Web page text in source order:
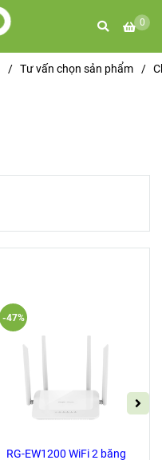
0
/ Tư vấn chọn sản phẩm /
RG-EW1200 WiFi 2 băng
-47%